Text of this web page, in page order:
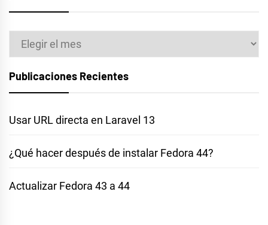
Archivos
Publicaciones Recientes
Usar URL directa en Laravel 13
¿Qué hacer después de instalar Fedora 44?
Actualizar Fedora 43 a 44